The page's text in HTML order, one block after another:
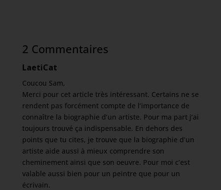
2 Commentaires
LaetiCat
Coucou Sam,
Merci pour cet article très intéressant. Certains ne se
rendent pas forcément compte de l’importance de
connaître la biographie d’un artiste. Pour ma part j’ai
toujours trouvé ça indispensable. En dehors des
points que tu cites, je trouve que la biographie d’un
artiste aide aussi à mieux comprendre son
cheminement ainsi que son oeuvre. Pour moi c’est
valable aussi bien pour un peintre que pour un
écrivain.